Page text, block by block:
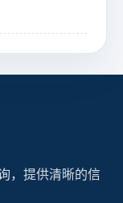
，提供清晰的信